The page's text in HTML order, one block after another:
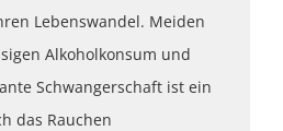
Lebenswandel. Meiden
Alkoholkonsum und
Schwangerschaft ist ein
das Rauchen